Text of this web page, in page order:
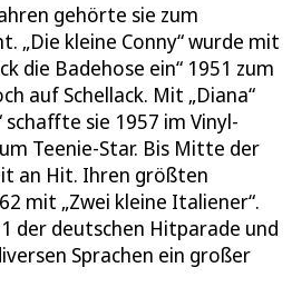
gehörte sie zum
„Die kleine Conny“ wurde mit
die Badehose ein“ 1951 zum
auf Schellack. Mit „Diana“
schaffte sie 1957 im Vinyl-
Teenie-Star. Bis Mitte der
an Hit. Ihren größten
mit „Zwei kleine Italiener“.
der deutschen Hitparade und
Sprachen ein großer